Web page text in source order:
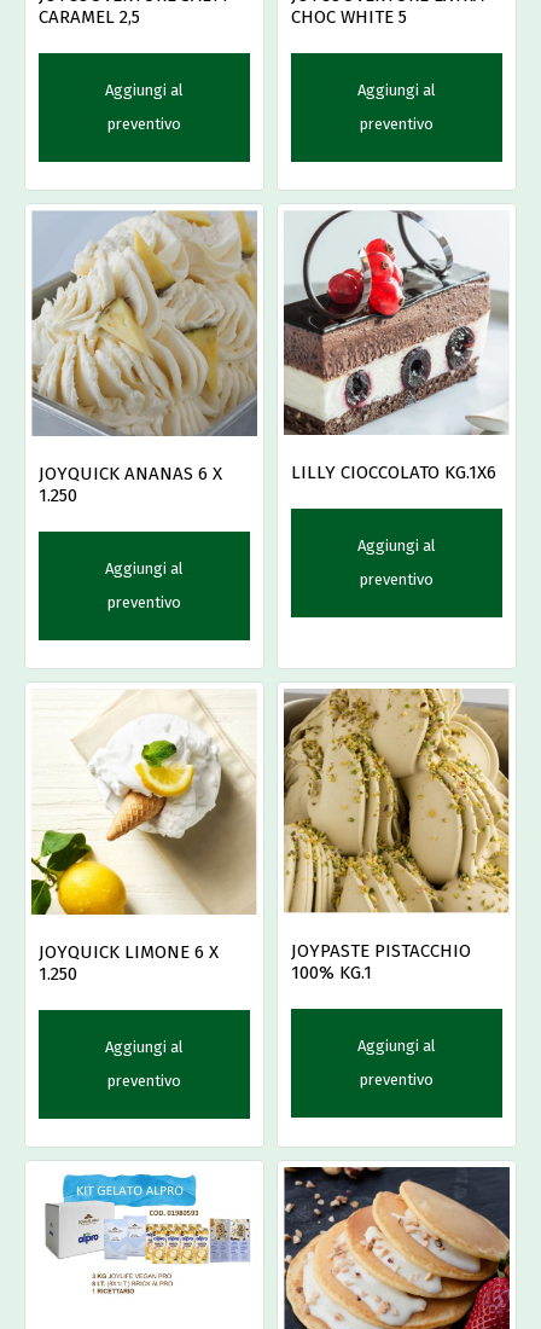
CARAMEL 2,5
Aggiungi al
preventivo
CHOC WHITE 5
Aggiungi al
preventivo
JOYQUICK ANANAS 6 X
1.250
Aggiungi al
preventivo
LILLY CIOCCOLATO KG.1X6
Aggiungi al
preventivo
JOYQUICK LIMONE 6 X
1.250
Aggiungi al
preventivo
JOYPASTE PISTACCHIO
100% KG.1
Aggiungi al
preventivo